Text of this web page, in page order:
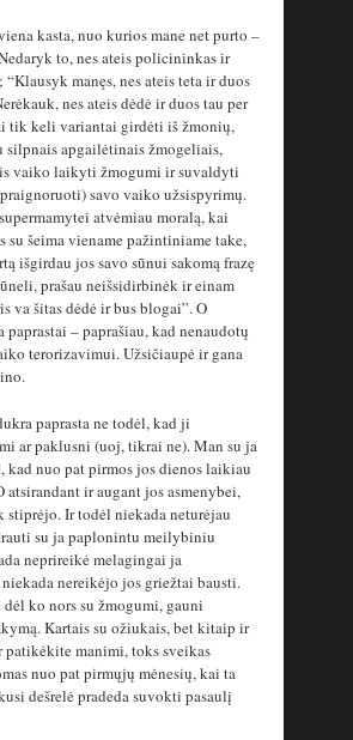
kasta, nuo kurios mane net purto –
to, nes ateis policininkas ir
“Klausyk manęs, nes ateis teta ir duos
nes ateis dėdė ir duos tau per
tik keli variantai girdėti iš žmonių,
silpnais apgailėtinais žmogeliais,
vaiko laikyti žmogumi ir suvaldyti
savo vaiko užsispyrimų.
atvėmiau moralą, kai
su šeima viename pažintiniame take,
išgirdau jos savo sūnui sakomą frazę
prašau neišsidirbinėk ir einam
va šitas dėdė ir bus blogai”. O
paprastai – paprašiau, kad nenaudotų
terorizavimui. Užsičiaupė ir gana
paprasta ne todėl, kad ji
ar paklusni (uoj, tikrai ne). Man su ja
kad nuo pat pirmos jos dienos laikiau
atsirandant ir augant jos asmenybei,
stiprėjo. Ir todėl niekada neturėjau
su ja paplonintu meilybiniu
neprireikė melagingai ja
nereikėjo jos griežtai bausti.
ko nors su žmogumi, gauni
Kartais su ožiukais, bet kitaip ir
patikėkite manimi, toks sveikas
nuo pat pirmųjų mėnesių, kai ta
dešrelė pradeda suvokti pasaulį